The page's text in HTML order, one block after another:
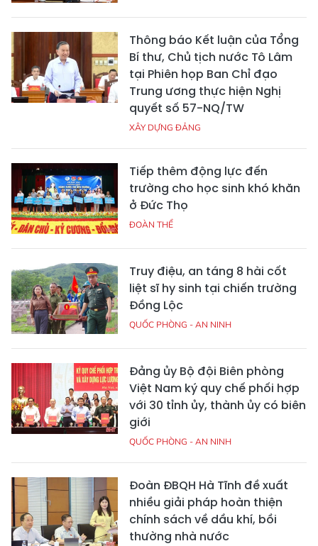
Thông báo Kết luận của Tổng
Bí thư, Chủ tịch nước Tô Lâm
tại Phiên họp Ban Chỉ đạo
Trung ương thực hiện Nghị
quyết số 57-NQ/TW
XÂY DỰNG ĐẢNG
Tiếp thêm động lực đến
trường cho học sinh khó khăn
ở Đức Thọ
ĐOÀN THỂ
Truy điệu, an táng 8 hài cốt
liệt sĩ hy sinh tại chiến trường
Đồng Lộc
QUỐC PHÒNG - AN NINH
Đảng ủy Bộ đội Biên phòng
Việt Nam ký quy chế phối hợp
với 30 tỉnh ủy, thành ủy có biên
giới
QUỐC PHÒNG - AN NINH
Đoàn ĐBQH Hà Tĩnh đề xuất
nhiều giải pháp hoàn thiện
chính sách về dầu khí, bồi
thường nhà nước